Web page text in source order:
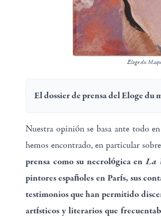
Eloge du
El dossier de prensa del Eloge du
Nuestra opinión se basa ante todo
hemos encontrado, en particular
prensa como su necrológica enLa
pintores españoles en París, sus
testimonios que han permitido
artísticos y literarios que